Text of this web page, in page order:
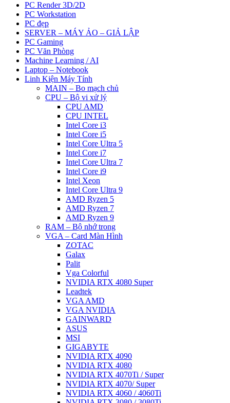
PC Render 3D/2D
PC Workstation
PC đẹp
SERVER – MÁY ẢO – GIẢ LẬP
PC Gaming
PC Văn Phòng
Machine Learning / AI
Laptop – Notebook
Linh Kiện Máy Tính
MAIN – Bo mạch chủ
CPU – Bộ vi xử lý
CPU AMD
CPU INTEL
Intel Core i3
Intel Core i5
Intel Core Ultra 5
Intel Core i7
Intel Core Ultra 7
Intel Core i9
Intel Xeon
Intel Core Ultra 9
AMD Ryzen 5
AMD Ryzen 7
AMD Ryzen 9
RAM – Bộ nhớ trong
VGA – Card Màn Hình
ZOTAC
Galax
Palit
Vga Colorful
NVIDIA RTX 4080 Super
Leadtek
VGA AMD
VGA NVIDIA
GAINWARD
ASUS
MSI
GIGABYTE
NVIDIA RTX 4090
NVIDIA RTX 4080
NVIDIA RTX 4070Ti / Super
NVIDIA RTX 4070/ Super
NVIDIA RTX 4060 / 4060Ti